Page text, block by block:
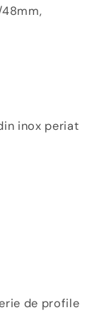
inox periat
de profile